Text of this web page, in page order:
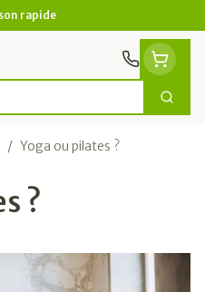
rapide
/ Yoga ou pilates ?
?